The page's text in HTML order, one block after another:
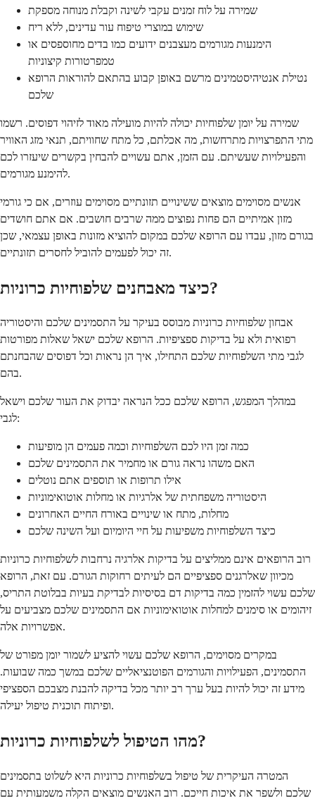
שמירה על לוח זמנים עקבי לשינה וקבלת מנוחה מספקת
שימוש במוצרי טיפוח עור עדינים, ללא ריח
הימנעות מגורמים מעצבנים ידועים כמו בדים מחוספסים או
טמפרטורות קיצוניות
נטילת אנטיהיסטמינים מרשם באופן קבוע בהתאם להוראות הרופא
שלכם
שמירה על יומן שלפוחיות יכולה להיות מועילה מאוד לזיהוי דפוסים. רשמו
מתי התפרצויות מתרחשות, מה אכלתם, כל מתח שחוויתם, תנאי מזג האוויר
והפעילויות שעשיתם. עם הזמן, אתם עשויים להבחין בקשרים שיעזרו לכם
להימנע מגורמים.
אנשים מסוימים מוצאים ששינויים תזונתיים מסוימים עוזרים, אם כי גורמי
מזון אמיתיים הם פחות נפוצים ממה שרבים חושבים. אם אתם חושדים
בגורם מזון, עבדו עם הרופא שלכם במקום להוציא מזונות באופן עצמאי, שכן
זה יכול לפעמים להוביל לחסרים תזונתיים.
כיצד מאבחנים שלפוחיות כרוניות?
אבחון שלפוחיות כרוניות מבוסס בעיקר על התסמינים שלכם והיסטוריה
רפואית ולא על בדיקות ספציפיות. הרופא שלכם ישאל שאלות מפורטות
לגבי מתי השלפוחיות שלכם התחילו, איך הן נראות וכל דפוסים שהבחנתם
בהם.
במהלך המפגש, הרופא שלכם ככל הנראה יבדוק את העור שלכם וישאל
לגבי:
כמה זמן היו לכם השלפוחיות וכמה פעמים הן מופיעות
האם משהו נראה גורם או מחמיר את התסמינים שלכם
אילו תרופות או תוספים אתם נוטלים
היסטוריה משפחתית של אלרגיות או מחלות אוטואימוניות
מחלות, מתח או שינויים באורח החיים האחרונים
כיצד השלפוחיות משפיעות על חיי היומיום ועל השינה שלכם
רוב הרופאים אינם ממליצים על בדיקות אלרגיה נרחבות לשלפוחיות כרוניות
מכיוון שאלרגנים ספציפיים הם לעיתים רחוקות הגורם. עם זאת, הרופא
שלכם עשוי להזמין כמה בדיקות דם בסיסיות לבדיקת בעיות בבלוטת התריס,
זיהומים או סימנים למחלות אוטואימוניות אם התסמינים שלכם מצביעים על
אפשרויות אלה.
במקרים מסוימים, הרופא שלכם עשוי להציע לשמור יומן מפורט של
התסמינים, הפעילויות והגורמים הפוטנציאליים שלכם במשך כמה שבועות.
מידע זה יכול להיות בעל ערך רב יותר מכל בדיקה להבנת מצבכם הספציפי
ופיתוח תוכנית טיפול יעילה.
מהו הטיפול לשלפוחיות כרוניות?
המטרה העיקרית של טיפול בשלפוחיות כרוניות היא לשלוט בתסמינים
שלכם ולשפר את איכות חייכם. רוב האנשים מוצאים הקלה משמעותית עם